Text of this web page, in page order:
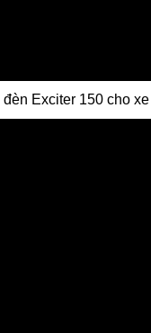
Exciter 150 cho